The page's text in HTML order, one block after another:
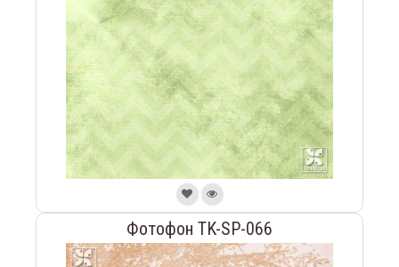
Фотофон TK-SP-066